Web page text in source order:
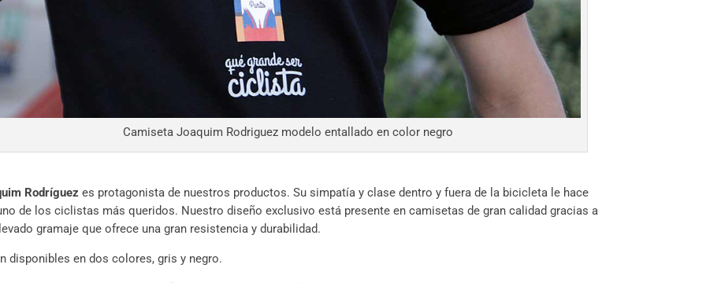
Camiseta Joaquim Rodriguez modelo entallado en color negro
Rodríguezes protagonista de nuestros productos. Su simpatía y clase dentro y fuera de la bicicleta le hace
de los ciclistas más queridos. Nuestro diseño exclusivo está presente en camisetas de gran calidad gracias a
gramaje que ofrece una gran resistencia y durabilidad.
disponibles en dos colores, gris y negro.